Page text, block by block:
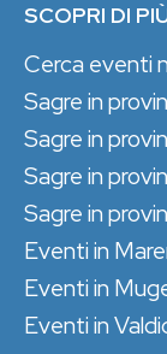
SCOPRI DI
Cerca eventi
Sagre in
Sagre in
Sagre in
Sagre in
Eventi in
Eventi in
Eventi in